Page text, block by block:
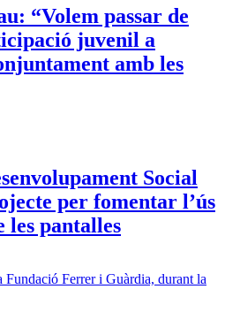
“Volem passar de
juvenil a
amb les
Social
per fomentar l’ús
les pantalles